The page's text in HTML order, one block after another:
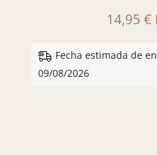
14,95€
Fecha estimada de
09/08/2026